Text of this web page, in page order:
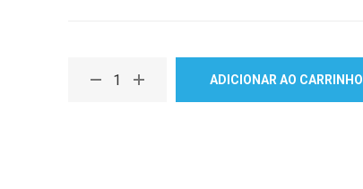
ADICIONAR AO CARRINHO